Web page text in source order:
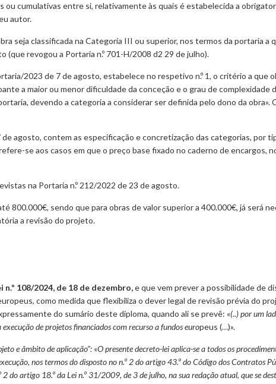
ou cumulativas entre si, relativamente às quais é estabelecida a
autor.
seja classificada na Categoria III ou superior, nos termos da portaria a
(que revogou a Portaria n.º 701-H/2008 d2 29 de julho).
2023 de 7 de agosto, estabelece no respetivo n.º 1, o critério a que
a maior ou menor dificuldade da conceção e o grau de
devendo a categoria a considerar ser definida pelo dono da obra».
agosto, contem as especificação e concretização das categorias, por
se aos casos em que o preço base fixado no caderno de encargos,
na Portaria n.º 212/2022 de 23 de agosto.
800.000€, sendo que para obras de valor superior a 400.000€, já será
a revisão do projeto.
n.º 108/2024, de 18 de dezembro,e que vem prever a possibilidade de
como medida que flexibiliza o dever legal de revisão prévia do
do sumário deste diploma, quando ali se prevê: «(..) por um
de projetos financiados com recurso a fundos europeus (…)».
e âmbito de aplicação”: «O presente decreto-lei aplica-se a todos os
nos termos do disposto no n.º 2 do artigo 43.º do Código dos Contratos
do artigo 18.º da Lei n.º 31/2009, de 3 de julho, na sua redação atual, que se